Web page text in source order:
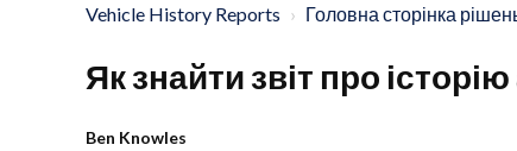
Vehicle History Reports Головна сторінка
Як знайти звіт про
Ben Knowles